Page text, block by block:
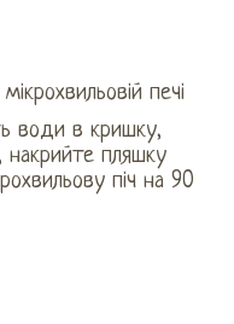
печі
води в кришку,
накрийте пляшку
піч на 90